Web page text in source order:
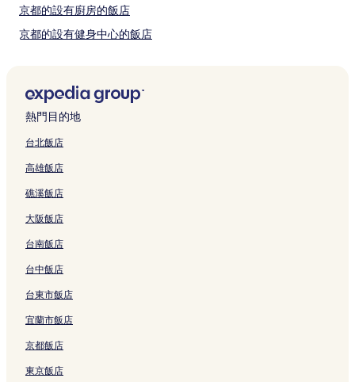
京都國際漫畫博物館
烏丸其他熱門景點
三條通
四條通
京都藝術中心
什麼時候去京都旅遊最合適？
京都的設有廚房的飯店
京都的設有健身中心的飯店
四條通附近的平價飯店
四條通附近的商務飯店
四條通附近的提供免費早餐的飯店
四條通附近的奢華飯店
四條通附近的設有停車場的飯店
河原町通附近的平價飯店
烏丸的商務飯店
烏丸的設有健身中心的飯店
烏丸的設有廚房的飯店
烏丸的Spa 飯店
熱門目的地
台北飯店
高雄飯店
礁溪飯店
大阪飯店
台南飯店
台中飯店
台東市飯店
宜蘭市飯店
京都飯店
東京飯店